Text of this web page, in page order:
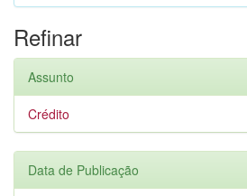
Refinar
Assunto
Crédito
Data de Publicação